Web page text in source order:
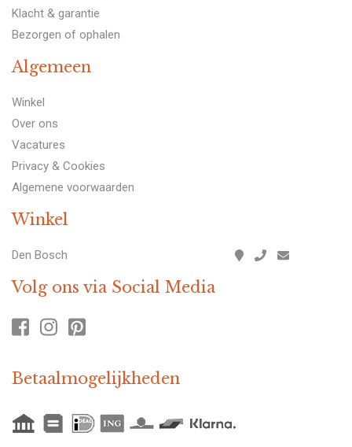
Klacht & garantie
Bezorgen of ophalen
Algemeen
Winkel
Over ons
Vacatures
Privacy & Cookies
Algemene voorwaarden
Winkel
Den Bosch
Volg ons via Social Media
Betaalmogelijkheden